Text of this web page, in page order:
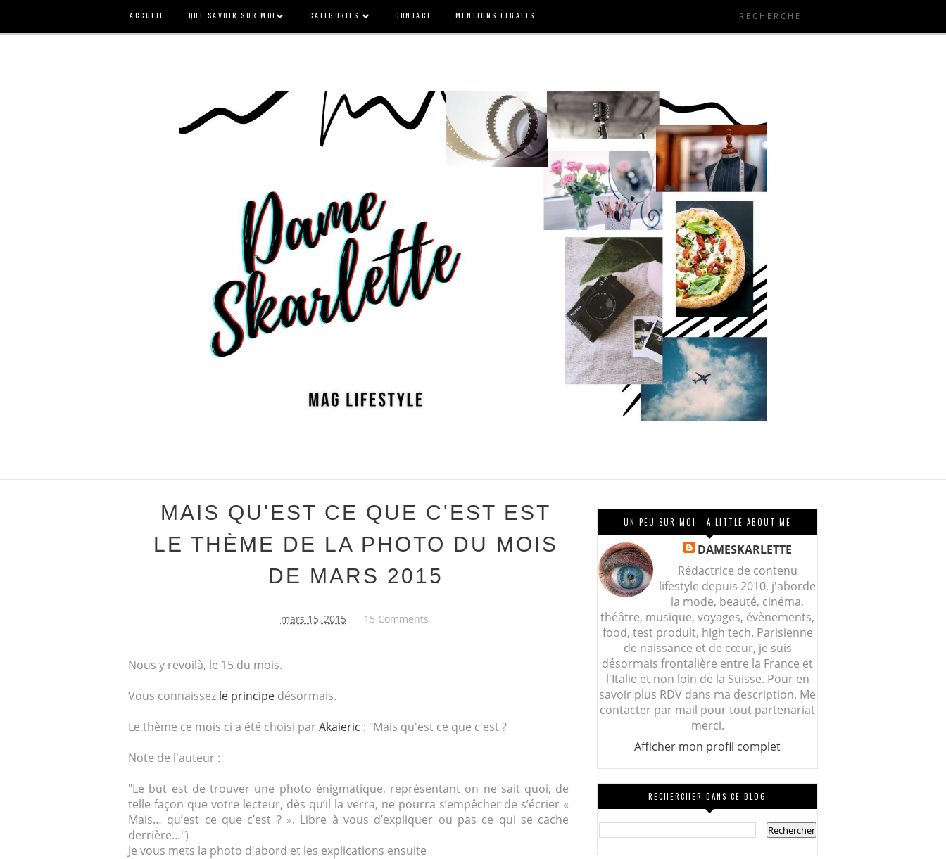
ACCUEIL QUE SAVOIR SUR MOI CATEGORIES CONTACT MENTIONS LEGALES
MAIS QU'EST CE QUE C'EST EST
LE THÈME DE LA PHOTO DU MOIS
DE MARS 2015
mars 15, 2015 15 Comments
Nous y revoilà, le 15 du mois.
Vous connaissez le principe désormais.
Le thème ce mois ci a été choisi parAkaieric : "Mais qu'est ce que c'est ?
Note de l'auteur :
"Le but est de trouver une photo énigmatique, représentant on ne sait quoi, de
telle façon que votre lecteur, dès qu’il la verra, ne pourra s’empêcher de s’écrier «
Mais… qu’est ce que c’est ? ». Libre à vous d’expliquer ou pas ce qui se cache
derrière…")
Je vous mets la photo d'abord et les explications ensuite
UN PEU SUR MOI - A LITTLE ABOUT ME
DAMESKARLETTE
Rédactrice de contenu
lifestyle depuis 2010, j'aborde
la mode, beauté, cinéma,
théâtre, musique, voyages, évènements,
food, test produit, high tech. Parisienne
de naissance et de cœur, je suis
désormais frontalière entre la France et
l'Italie et non loin de la Suisse. Pour en
savoir plus RDV dans ma description. Me
contacter par mail pour tout partenariat
merci.
Afficher mon profil complet
RECHERCHER DANS CE BLOG